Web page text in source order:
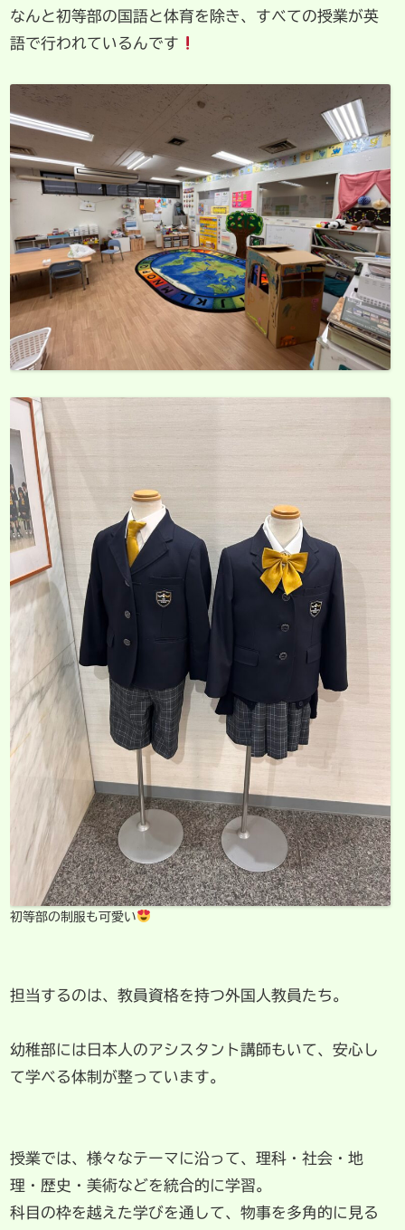
なんと初等部の国語と体育を除き、すべての授業が英
語で行われているんです
初等部の制服も可愛い
担当するのは、教員資格を持つ外国人教員たち。
幼稚部には日本人のアシスタント講師もいて、安心し
て学べる体制が整っています。
授業では、様々なテーマに沿って、理科・社会・地
理・歴史・美術などを統合的に学習。
科目の枠を越えた学びを通して、物事を多角的に見る